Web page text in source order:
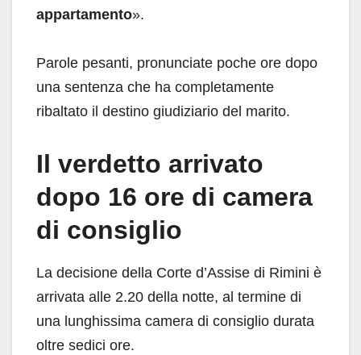
appartamento».
Parole pesanti, pronunciate poche ore dopo
una sentenza che ha completamente
ribaltato il destino giudiziario del marito.
Il verdetto arrivato
dopo 16 ore di camera
di consiglio
La decisione della Corte d’Assise di Rimini è
arrivata alle 2.20 della notte, al termine di
una lunghissima camera di consiglio durata
oltre sedici ore.